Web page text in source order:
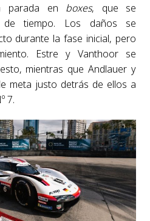
parada en boxes, que se
de tiempo. Los daños se
durante la fase inicial, pero
Estre y Vanthoor se
mientras que Andlauer y
meta justo detrás de ellos a
7.